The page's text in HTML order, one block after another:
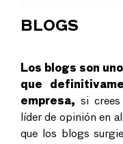
BLOGS
Los blogs son
que
empresa, si
líder de opinión en
que los blogs